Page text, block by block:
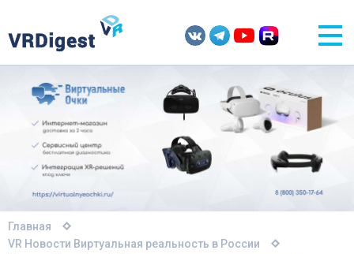
Главная
VR Новости Виртуальная реальность в России